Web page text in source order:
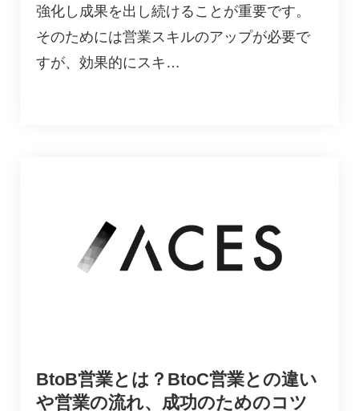
強化し成果を出し続けることが重要です。
そのためには営業スキルのアップが必要で
すが、効果的にスキ…
BtoB営業とは？BtoC営業との違い
や営業の流れ、成功のためのコツ